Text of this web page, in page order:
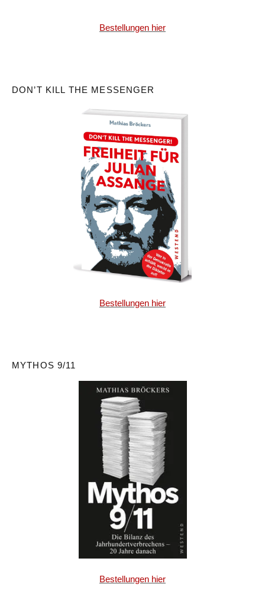
Bestellungen hier
DON’T KILL THE MESSENGER
Bestellungen hier
MYTHOS 9/11
Bestellungen hier